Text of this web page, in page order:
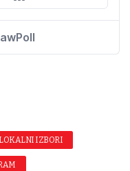
IZBORI